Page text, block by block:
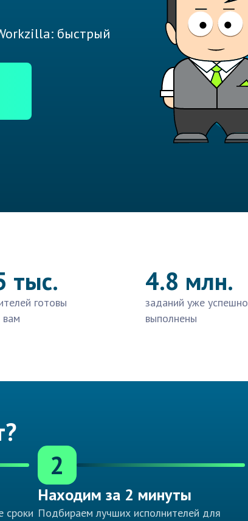
быстрый
тыс.
готовы
4.8 млн.
заданий уже успешно
выполнены
сроки
2
Находим за 2 минуты
Подбираем лучших исполнителей для